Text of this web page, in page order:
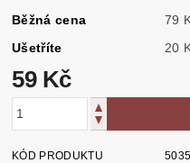
Běžná cena
79
Ušetříte
20
59 Kč
KÓD PRODUKTU
5035